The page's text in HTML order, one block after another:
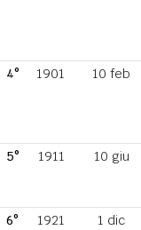
4°
1901 10 feb
5°
1911 10 giu
6°
1921 1 dic